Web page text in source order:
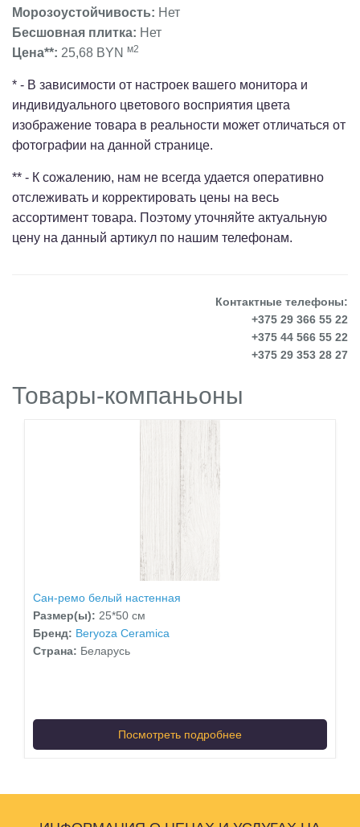
Морозоустойчивость: Нет
Бесшовная плитка: Нет
Цена**: 25,68 BYN м2
* - В зависимости от настроек вашего монитора и
индивидуального цветового восприятия цвета
изображение товара в реальности может отличаться от
фотографии на данной странице.
** - К сожалению, нам не всегда удается оперативно
отслеживать и корректировать цены на весь
ассортимент товара. Поэтому уточняйте актуальную
цену на данный артикул по нашим телефонам.
Контактные телефоны:
+375 29 366 55 22
+375 44 566 55 22
+375 29 353 28 27
Товары-компаньоны
Сан-ремо белый настенная
Размер(ы): 25*50 см
Бренд: Beryoza Ceramica
Страна: Беларусь
Посмотреть подробнее